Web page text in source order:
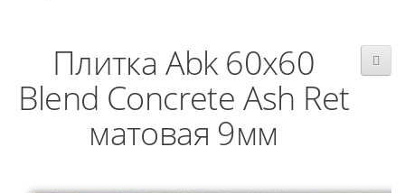
Плитка Abk 60x60
Blend Concrete Ash Ret
матовая 9мм